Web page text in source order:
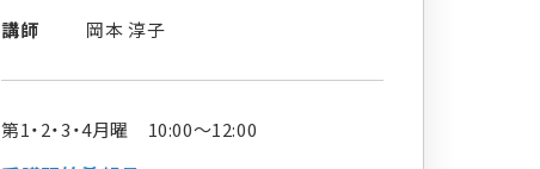
講師 岡本 淳子
第1・2・3・4月曜 10:00～12:00